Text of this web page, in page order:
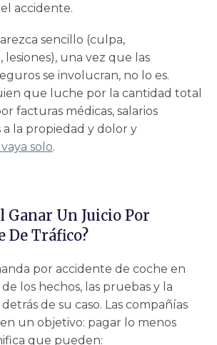
accidente.
sencillo (culpa,
lesiones), una vez que las
se involucran, no lo es.
que luche por la cantidad total
facturas médicas, salarios
a la propiedad y dolor y
solo.
Ganar Un Juicio Por
De Tráfico?
por accidente de coche en
los hechos, las pruebas y la
de su caso. Las compañías
un objetivo: pagar lo menos
que pueden: